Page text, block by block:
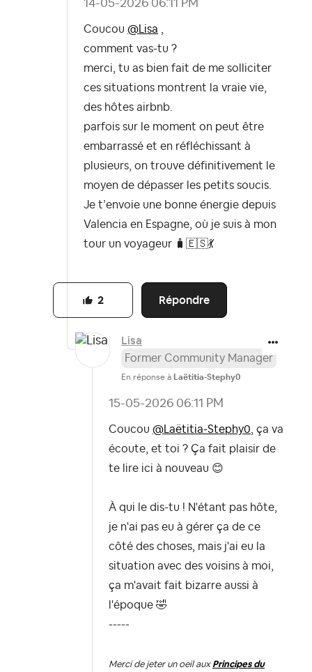
‎14-05-2026 06:11 PM
Coucou @Lisa
comment vas-tu ?
merci, tu as bien fait de me solliciter
ces situations montrent la vraie vie,
des hôtes airbnb.
parfois sur le moment on peut être
embarrassé et en réfléchissant à
plusieurs, on trouve définitivement le
moyen de dépasser les petits soucis.
Je t’envoie une bonne énergie depuis
Valencia en Espagne, où je suis à mon
tour un voyageur 🧳 🇪🇸💃
Répondre
2
Lisa
Former Community Manager
En réponse à Laëtitia-Stephy0
‎15-05-2026 06:11 PM
Coucou @Laëtitia-Stephy0 , ça va
écoute, et toi ? Ça fait plaisir de
te lire ici à nouveau 😊
À qui le dis-tu ! N'étant pas hôte,
je n'ai pas eu à gérer ça de ce
côté des choses, mais j'ai eu la
situation avec des voisins à moi,
ça m'avait fait bizarre aussi à
l'époque 🤣
-----
Merci de jeter un oeil aux Principes du